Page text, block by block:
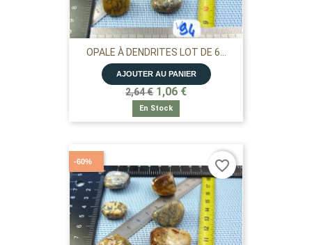
OPALE À DENDRITES LOT DE 6...
AJOUTER AU PANIER
2,64 € 1,06 €
En Stock
-60% favorite_border